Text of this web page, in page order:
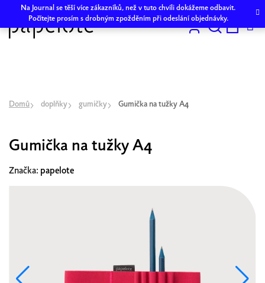
obsah
Na Journal se těší více zákazníků, než v tuto chvíli dokážeme odbavit.
Počítejte prosím s drobným zpožděním při odeslání objednávky.
Hledat
Domů doplňky gumičky Gumička na tužky A4
Gumička na tužky A4
Značka: papelote